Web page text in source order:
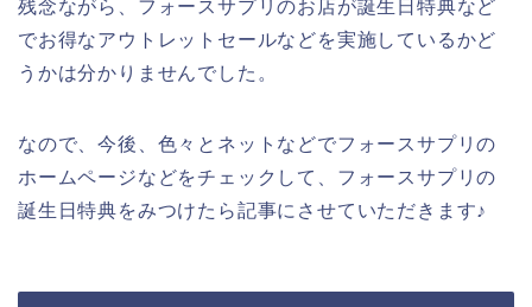
残念ながら、フォースサプリのお店が誕生日特典など
でお得なアウトレットセールなどを実施しているかど
うかは分かりませんでした。
なので、今後、色々とネットなどでフォースサプリの
ホームページなどをチェックして、フォースサプリの
誕生日特典をみつけたら記事にさせていただきます♪